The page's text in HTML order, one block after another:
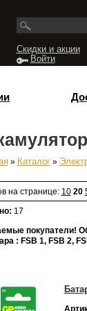
Скидки и акции
Войти
» Каталог»
на странице: 10 20
17
покупатели!
: FSB 1, FSB 2,